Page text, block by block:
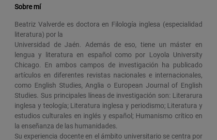
Sobre mí
Beatriz Valverde es doctora en Filología inglesa (especialidad
literatura) por la
Universidad de Jaén. Además de eso, tiene un máster en
lengua y literatura en español como por Loyola University
Chicago. En ambos campos de investigación ha publicado
artículos en diferentes revistas nacionales e internacionales,
como English Studies, Anglia o European Journal of English
Studies. Sus principales líneas de investigación son: Literarura
inglesa y teología; Literatura inglesa y periodismo; Literatura y
estudios culturales en inglés y español; Humanismo crítico en
la enseñanza de las humanidades.
Su experiencia docente en el ámbito universitario se centra por